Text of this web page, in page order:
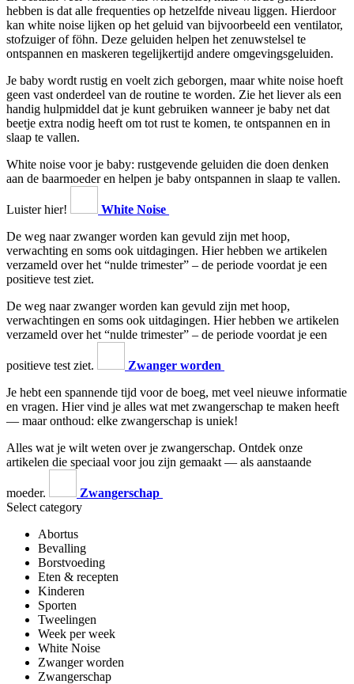
hebben is dat alle frequenties op hetzelfde niveau liggen. Hierdoor
kan white noise lijken op het geluid van bijvoorbeeld een ventilator,
stofzuiger of föhn. Deze geluiden helpen het zenuwstelsel te
ontspannen en maskeren tegelijkertijd andere omgevingsgeluiden.
Je baby wordt rustig en voelt zich geborgen, maar white noise hoeft
geen vast onderdeel van de routine te worden. Zie het liever als een
handig hulpmiddel dat je kunt gebruiken wanneer je baby net dat
beetje extra nodig heeft om tot rust te komen, te ontspannen en in
slaap te vallen.
White noise voor je baby: rustgevende geluiden die doen denken
aan de baarmoeder en helpen je baby ontspannen in slaap te vallen.
Luister hier!
White Noise
De weg naar zwanger worden kan gevuld zijn met hoop,
verwachting en soms ook uitdagingen. Hier hebben we artikelen
verzameld over het “nulde trimester” – de periode voordat je een
positieve test ziet.
De weg naar zwanger worden kan gevuld zijn met hoop,
verwachtingen en soms ook uitdagingen. Hier hebben we artikelen
verzameld over het “nulde trimester” – de periode voordat je een
positieve test ziet.
Zwanger worden
Je hebt een spannende tijd voor de boeg, met veel nieuwe informatie
en vragen. Hier vind je alles wat met zwangerschap te maken heeft
— maar onthoud: elke zwangerschap is uniek!
Alles wat je wilt weten over je zwangerschap. Ontdek onze
artikelen die speciaal voor jou zijn gemaakt — als aanstaande
moeder.
Zwangerschap
Select category
Abortus
Bevalling
Borstvoeding
Eten & recepten
Kinderen
Sporten
Tweelingen
Week per week
White Noise
Zwanger worden
Zwangerschap